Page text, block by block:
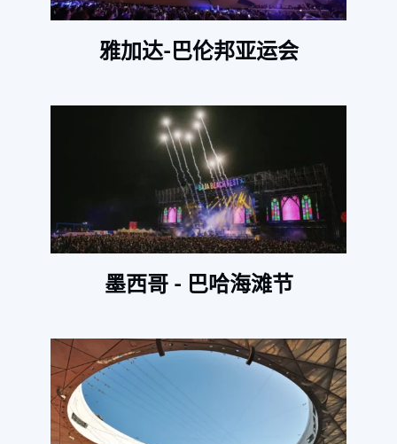
雅加达-巴伦邦亚运会
墨西哥 - 巴哈海滩节